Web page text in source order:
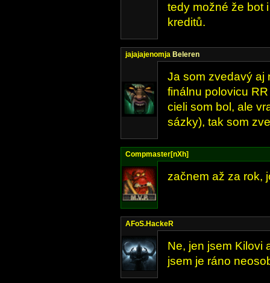
tedy možné že bot
kreditů.
jajajajenomja Beleren
Ja som zvedavý aj
finálnu polovicu
cieli som bol, ale
sázky), tak som
Compmaster[nXh]
začnem až za rok,
AFoS.HackeR
Ne, jen jsem Kilovi
jsem je ráno